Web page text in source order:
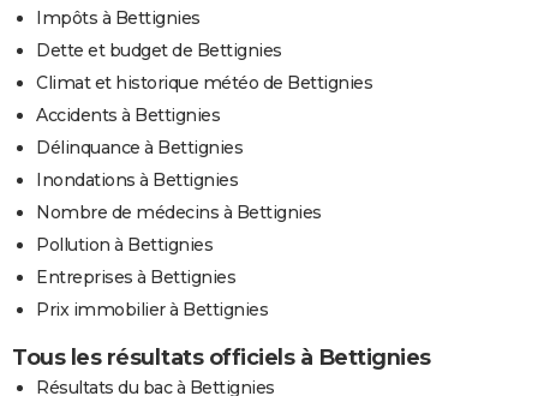
Impôts à Bettignies
Dette et budget de Bettignies
Climat et historique météo de Bettignies
Accidents à Bettignies
Délinquance à Bettignies
Inondations à Bettignies
Nombre de médecins à Bettignies
Pollution à Bettignies
Entreprises à Bettignies
Prix immobilier à Bettignies
Tous les résultats officiels à Bettignies
Résultats du bac à Bettignies